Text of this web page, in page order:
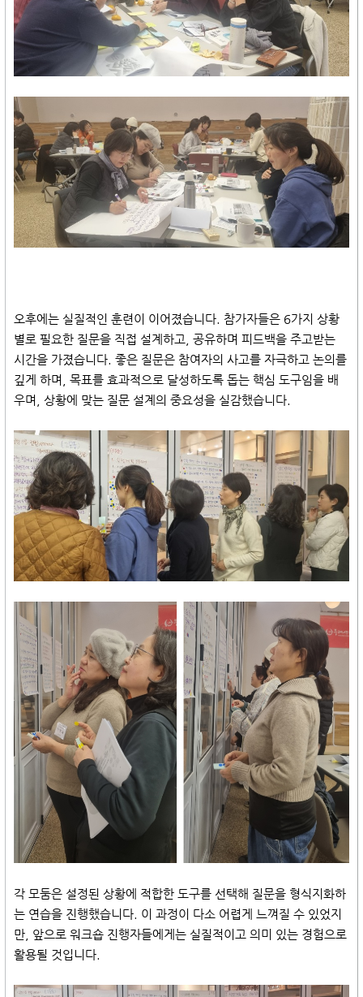
오후에는 실질적인 훈련이 이어졌습니다. 참가자들은 6가지 상황
별로 필요한 질문을 직접 설계하고, 공유하며 피드백을 주고받는
시간을 가졌습니다. 좋은 질문은 참여자의 사고를 자극하고 논의를
깊게 하며, 목표를 효과적으로 달성하도록 돕는 핵심 도구임을 배
우며, 상황에 맞는 질문 설계의 중요성을 실감했습니다.
각 모둠은 설정된 상황에 적합한 도구를 선택해 질문을 형식지화하
는 연습을 진행했습니다. 이 과정이 다소 어렵게 느껴질 수 있었지
만, 앞으로 워크숍 진행자들에게는 실질적이고 의미 있는 경험으로
활용될 것입니다.